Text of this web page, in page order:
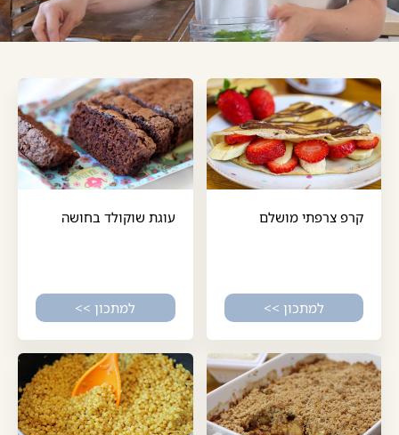
קרפ צרפתי מושלם
למתכון >>
עוגת שוקולד בחושה
למתכון >>